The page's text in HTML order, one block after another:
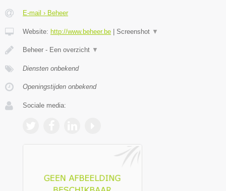
E-mail › Beheer
Website: http://www.beheer.be | Screenshot ▼
Beheer - Een overzicht ▼
Diensten onbekend
Openingstijden onbekend
Sociale media: